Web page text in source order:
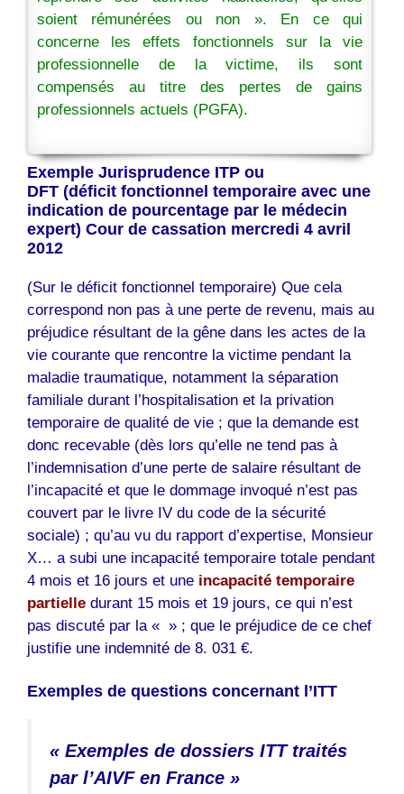
soient rémunérées ou non ». En ce qui
concerne les effets fonctionnels sur la vie
professionnelle de la victime, ils sont
compensés au titre des pertes de gains
professionnels actuels (PGFA).
Exemple Jurisprudence ITP ou
DFT (déficit fonctionnel temporaire avec une
indication de pourcentage par le médecin
expert) Cour de cassation mercredi 4 avril
2012
(Sur le déficit fonctionnel temporaire) Que cela
correspond non pas à une perte de revenu, mais au
préjudice résultant de la gêne dans les actes de la
vie courante que rencontre la victime pendant la
maladie traumatique, notamment la séparation
familiale durant l’hospitalisation et la privation
temporaire de qualité de vie ; que la demande est
donc recevable (dès lors qu’elle ne tend pas à
l’indemnisation d’une perte de salaire résultant de
l’incapacité et que le dommage invoqué n’est pas
couvert par le livre IV du code de la sécurité
sociale) ; qu’au vu du rapport d’expertise, Monsieur
X… a subi une incapacité temporaire totale pendant
4 mois et 16 jours et une incapacité temporaire
partielle durant 15 mois et 19 jours, ce qui n’est
pas discuté par la « » ; que le préjudice de ce chef
justifie une indemnité de 8. 031 €.
Exemples de questions concernant l’ITT
« Exemples de dossiers ITT traités
par l’AIVF en France »